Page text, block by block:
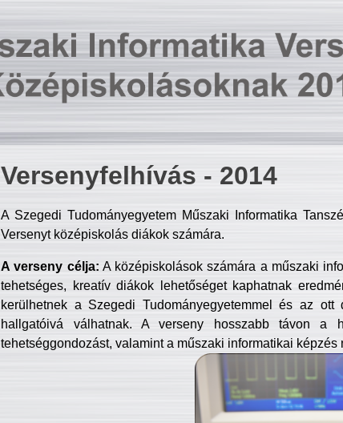
Versenyfelhívás - 2014
A Szegedi Tudományegyetem Műszaki Informatika
Versenyt középiskolás diákok számára.
A verseny célja: A középiskolások számára a műszaki
tehetséges, kreatív diákok lehetőséget kaphatnak
kerülhetnek a Szegedi Tudományegyetemmel és az
hallgatóivá válhatnak. A verseny hosszabb távon a
tehetséggondozást, valamint a műszaki informatikai képzés